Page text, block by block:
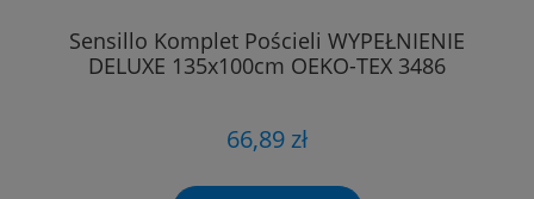
Sensillo Komplet Pościeli WYPEŁNIENIE
DELUXE 135x100cm OEKO-TEX 3486
66,89 zł